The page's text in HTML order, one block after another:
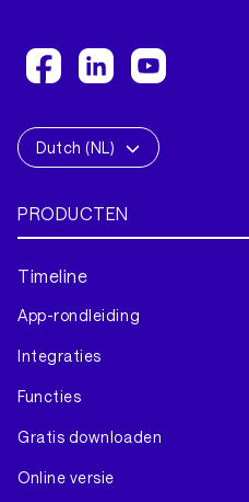
Dutch (NL)
PRODUCTEN
Timeline
App-rondleiding
Integraties
Functies
Gratis downloaden
Online versie